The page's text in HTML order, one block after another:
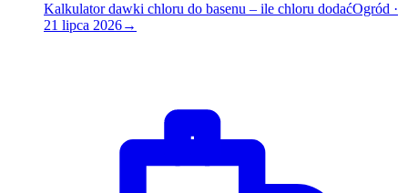
Kalkulator dawki chloru do basenu – ile chloru dodaćOgród ·
21 lipca 2026→